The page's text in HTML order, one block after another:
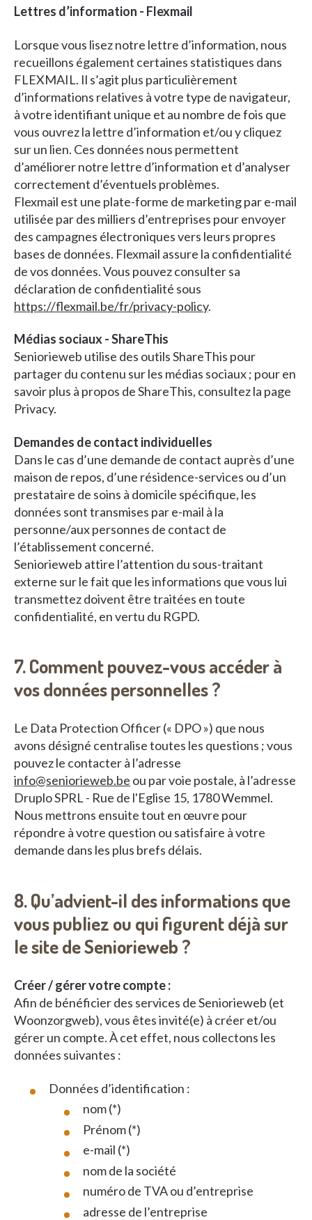
Lettres d’information - Flexmail
Lorsque vous lisez notre lettre d’information, nous
recueillons également certaines statistiques dans
FLEXMAIL. Il s’agit plus particulièrement
d’informations relatives à votre type de navigateur,
à votre identifiant unique et au nombre de fois que
vous ouvrez la lettre d’information et/ou y cliquez
sur un lien. Ces données nous permettent
d’améliorer notre lettre d’information et d’analyser
correctement d’éventuels problèmes.
Flexmail est une plate-forme de marketing par e-mail
utilisée par des milliers d’entreprises pour envoyer
des campagnes électroniques vers leurs propres
bases de données. Flexmail assure la confidentialité
de vos données. Vous pouvez consulter sa
déclaration de confidentialité sous
https://flexmail.be/fr/privacy-policy.
Médias sociaux - ShareThis
Seniorieweb utilise des outils ShareThis pour
partager du contenu sur les médias sociaux ; pour en
savoir plus à propos de ShareThis, consultez la page
Privacy.
Demandes de contact individuelles
Dans le cas d’une demande de contact auprès d’une
maison de repos, d’une résidence-services ou d’un
prestataire de soins à domicile spécifique, les
données sont transmises par e-mail à la
personne/aux personnes de contact de
l’établissement concerné.
Seniorieweb attire l’attention du sous-traitant
externe sur le fait que les informations que vous lui
transmettez doivent être traitées en toute
confidentialité, en vertu du RGPD.
7. Comment pouvez-vous accéder à
vos données personnelles ?
Le Data Protection Officer (« DPO ») que nous
avons désigné centralise toutes les questions ; vous
pouvez le contacter à l’adresse
info@seniorieweb.be ou par voie postale, à l’adresse
Druplo SPRL - Rue de l'Eglise 15, 1780 Wemmel.
Nous mettrons ensuite tout en œuvre pour
répondre à votre question ou satisfaire à votre
demande dans les plus brefs délais.
8. Qu’advient-il des informations que
vous publiez ou qui figurent déjà sur
le site de Seniorieweb ?
Créer / gérer votre compte :
Afin de bénéficier des services de Seniorieweb (et
Woonzorgweb), vous êtes invité(e) à créer et/ou
gérer un compte. À cet effet, nous collectons les
données suivantes :
Données d’identification :
nom (*)
Prénom (*)
e-mail (*)
nom de la société
numéro de TVA ou d’entreprise
adresse de l’entreprise